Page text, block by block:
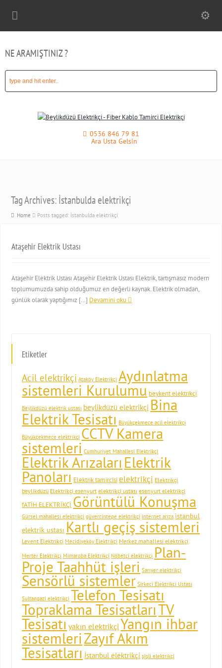
NE ARAMIŞTINIZ ?
0536 846 79 81
Ara Usta Gelsin
Tag Archives: İstanbulda elektrikçi
Home Posts tagged: İstanbulda elektrikçi
Ataşehir Elektrik Ustası
Ataşehir Elektrik Ustası Ataşehir Elektrik Ustası Elektrik, tartışmasız modern
toplumumuzda sahip olduğumuz en değerli kaynak. Elektrik olmadan,
günlük olarak yaptığımız […] Devamini oku
Etiketler
Acil elektrikçi Ataköy Elektrikçi Aydınlatma
sistemleri Kurulumu beykent elektrikçi
Beylikdüzü elektrik ustası beylikdüzü elektrikçi Bina
Elektrik Tesisatı Büyükçekmece acil elektrikçi
Büyükçekmece elektrikçi CCTV Kamera
sistemleri Cumhuriyet Mahallesi Elektrikçi
Elektrik Arızaları Elektrik
Panoları Elektrik tamircisielektrikçi Elektrikçi
beylikdüzü Elektrikçi esenyurt elektrikçi ustası esenyurt elektrikçi
fATİH ELEKTRİKÇİ Görüntülü Konuşma
Gürsel mahallesi elektrikçi güvercintepe elektrikçi internet arıza istanbul
elektrik ustası Kartlı geçiş sistemleri
Levent Elektrikçi Mecidiyeköy Elektrikçi Merkez mahallesi elektrikçi
Merter Elektrikçi Mimaroba Elektrikçi Nöbetçi elektrikçi Plan-
Proje Taahhüt işleri Sarıyer elektrikçi
Sensörlü sistemler Sirkeci Elektrikçi Ustası
Sultangazi elektrikçi Telefon Tesisatı
Topraklama TesisatlarıTV
Tesisatı yakın elektrikçi Yangın ihbar
sistemleriZayıf Akım
Tesisatları İstanbul elektrikçi şişli elektrikçi